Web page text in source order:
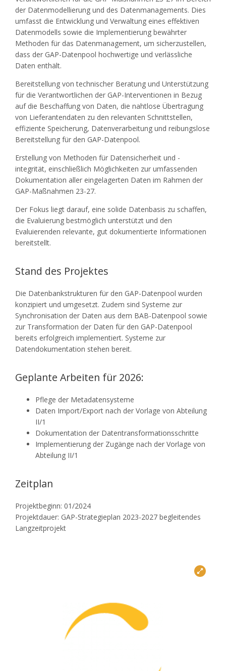
der Datenmodellierung und des Datenmanagements. Dies
umfasst die Entwicklung und Verwaltung eines effektiven
Datenmodells sowie die Implementierung bewährter
Methoden für das Datenmanagement, um sicherzustellen,
dass der GAP-Datenpool hochwertige und verlässliche
Daten enthält.
Bereitstellung von technischer Beratung und Unterstützung
für die Verantwortlichen der GAP-Interventionen in Bezug
auf die Beschaffung von Daten, die nahtlose Übertragung
von Lieferantendaten zu den relevanten Schnittstellen,
effiziente Speicherung, Datenverarbeitung und reibungslose
Bereitstellung für den GAP-Datenpool.
Erstellung von Methoden für Datensicherheit und -
integrität, einschließlich Möglichkeiten zur umfassenden
Dokumentation aller eingelagerten Daten im Rahmen der
GAP-Maßnahmen 23-27.
Der Fokus liegt darauf, eine solide Datenbasis zu schaffen,
die Evaluierung bestmöglich unterstützt und den
Evaluierenden relevante, gut dokumentierte Informationen
bereitstellt.
Stand des Projektes
Die Datenbankstrukturen für den GAP-Datenpool wurden
konzipiert und umgesetzt. Zudem sind Systeme zur
Synchronisation der Daten aus dem BAB-Datenpool sowie
zur Transformation der Daten für den GAP-Datenpool
bereits erfolgreich implementiert. Systeme zur
Datendokumentation stehen bereit.
Geplante Arbeiten für 2026:
Pflege der Metadatensysteme
Daten Import/Export nach der Vorlage von Abteilung
II/1
Dokumentation der Datentransformationsschritte
Implementierung der Zugänge nach der Vorlage von
Abteilung II/1
Zeitplan
Projektbeginn: 01/2024
Projektdauer: GAP-Strategieplan 2023-2027 begleitendes
Langzeitprojekt